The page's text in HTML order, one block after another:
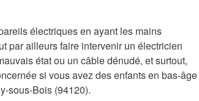
électriques en ayant les mains
par ailleurs faire intervenir un électricien
état ou un câble dénudé, et surtout,
si vous avez des enfants en bas-âge
sous-Bois (94120).